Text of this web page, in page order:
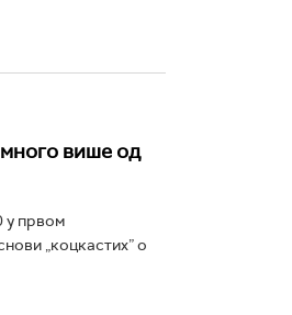
више од
у првом
„коцкастих” о